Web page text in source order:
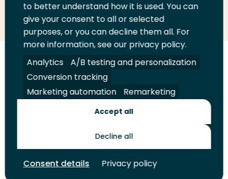
Deel
LinkedIn
Deel
op
Twitter
Deel
op
Facebook
Email
deze
pagina
Print
deze
pagina
Volg
ons
op
LinkedIn
Volg
ons
op
Facebook
Volg
ons
op
YouTube
Volg
ons
op
Instagram
Juridisch Security A-Z Index
Contact
Toekomstmakers
to better understand how it is used. You can
give your consent to all or selected
purposes, or you can decline them all. For
more information, see our privacy policy.
Analytics
A/B testing and personalization
Conversion tracking
Marketing automation
Remarketing
Accept all
Decline all
Consent details Privacy policy